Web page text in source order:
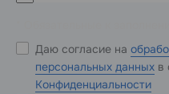
Даю согласие на
персональных данных в
Конфиденциальности